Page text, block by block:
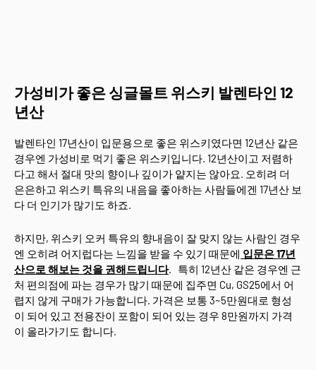
가성비가 좋은 싱글몰트 위스키 발렌타인 12
년산
발렌타인 17년산이 입문용으로 좋은 위스키였다면 12년산 같은
경우엔 가성비로 먹기 좋은 위스키입니다. 12년산이고 저렴하
다고 해서 절대 맛의 향이나 깊이가 얕지는 않아요. 오히려 더
은은하고 위스키 특유의 내음을 좋아하는 사람들에겐 17년산 보
다 더 인기가 많기도 하죠.
하지만, 위스키 오커 특유의 향내음이 잘 맞지 않는 사람인 경우
엔 오히려 어지럽다는 느낌을 받을 수 있기 때문에 입문은 17년
산으로 해보는 것을 권해드립니다. 특히 12년산 같은 경우엔 근
처 편의점에 파는 경우가 많기 때문에 집주면 Cu, GS25에서 어
렵지 않게 구매가 가능합니다. 가격은 보통 3~5만원대로 형성
이 되어 있고 전용잔이 포함이 되어 있는 경우 8만원까지 가격
이 올라가기도 합니다.